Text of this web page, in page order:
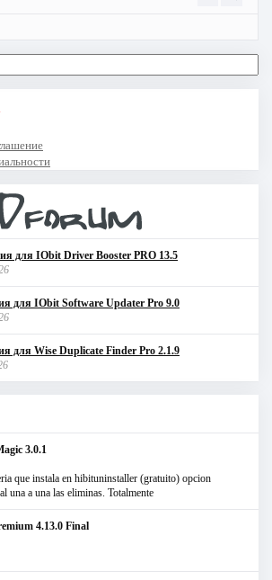
для IObit Driver Booster PRO 13.5
для IObit Software Updater Pro 9.0
для Wise Duplicate Finder Pro 2.1.9
3.0.1
que instala en hibituninstaller (gratuito) opcion
una a una las eliminas. Totalmente
4.13.0 Final